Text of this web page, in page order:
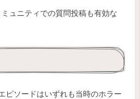
ュニティでの質問投稿も有効な
ピソードはいずれも当時のホラー